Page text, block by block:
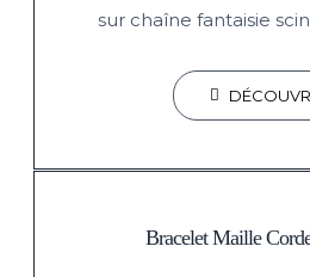
sur chaîne fantaisie
Bracelet Maille